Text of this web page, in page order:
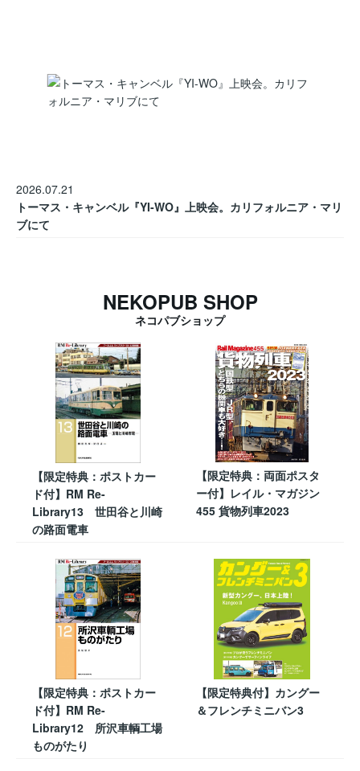
2026.07.21
トーマス・キャンベル『YI-WO』上映会。カリフォルニア・マリ
ブにて
NEKOPUB SHOP
ネコパブショップ
【限定特典：ポストカー
ド付】RM Re-
Library13 世田谷と川崎
の路面電車
【限定特典：両面ポスタ
ー付】レイル・マガジン
455 貨物列車2023
【限定特典：ポストカー
ド付】RM Re-
Library12 所沢車輌工場
ものがたり
【限定特典付】カングー
＆フレンチミニバン3